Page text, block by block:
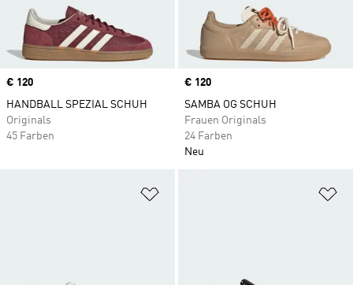
Price
€ 120
HANDBALL SPEZIAL SCHUH
Originals
45 Farben
Price
€ 120
SAMBA OG SCHUH
Frauen Originals
24 Farben
Neu